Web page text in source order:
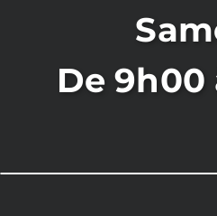
De 9h00